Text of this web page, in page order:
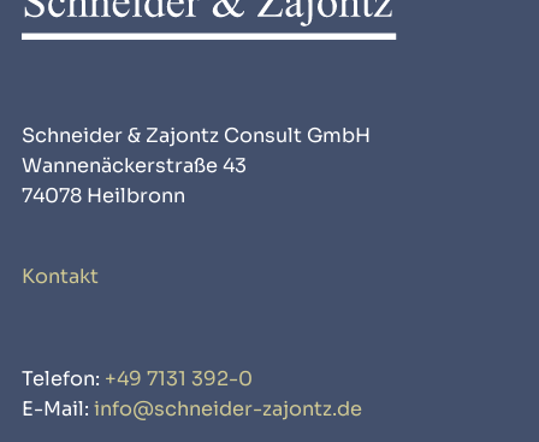
Schneider & Zajontz Consult GmbH
Wannenäckerstraße 43
74078 Heilbronn
Kontakt
Telefon: +49 7131 392-0
E-Mail: info@schneider-zajontz.de